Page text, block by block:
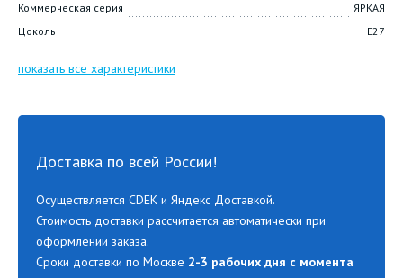
Коммерческая серия
ЯРКАЯ
Цоколь
E27
показать все характеристики
Доставка по всей России!
Осуществляется CDEK и Яндекс Доставкой.
Стоимость доставки рассчитается автоматически при
оформлении заказа.
Сроки доставки по Москве 2-3 рабочих дня с момента